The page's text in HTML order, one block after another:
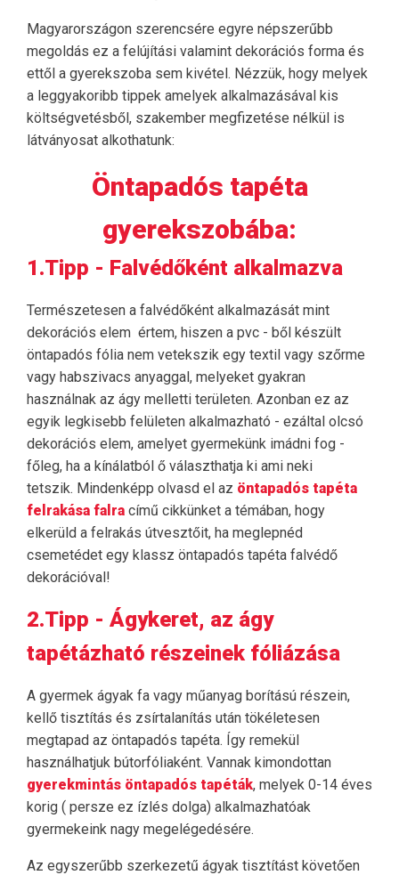
Magyarországon szerencsére egyre népszerűbb
megoldás ez a felújítási valamint dekorációs forma és
ettől a gyerekszoba sem kivétel. Nézzük, hogy melyek
a leggyakoribb tippek amelyek alkalmazásával kis
költségvetésből, szakember megfizetése nélkül is
látványosat alkothatunk:
Öntapadós tapéta
gyerekszobába:
1.Tipp - Falvédőként alkalmazva
Természetesen a falvédőként alkalmazását mint
dekorációs elem értem, hiszen a pvc - ből készült
öntapadós fólia nem vetekszik egy textil vagy szőrme
vagy habszivacs anyaggal, melyeket gyakran
használnak az ágy melletti területen. Azonban ez az
egyik legkisebb felületen alkalmazható - ezáltal olcsó
dekorációs elem, amelyet gyermekünk imádni fog -
főleg, ha a kínálatból ő választhatja ki ami neki
tetszik. Mindenképp olvasd el az öntapadós tapéta
felrakása falra című cikkünket a témában, hogy
elkerüld a felrakás útvesztőit, ha meglepnéd
csemetédet egy klassz öntapadós tapéta falvédő
dekorációval!
2.Tipp - Ágykeret, az ágy
tapétázható részeinek fóliázása
A gyermek ágyak fa vagy műanyag borítású részein,
kellő tisztítás és zsírtalanítás után tökéletesen
megtapad az öntapadós tapéta. Így remekül
használhatjuk bútorfóliaként. Vannak kimondottan
gyerekmintás öntapadós tapéták, melyek 0-14 éves
korig ( persze ez ízlés dolga) alkalmazhatóak
gyermekeink nagy megelégedésére.
Az egyszerűbb szerkezetű ágyak tisztítást követően